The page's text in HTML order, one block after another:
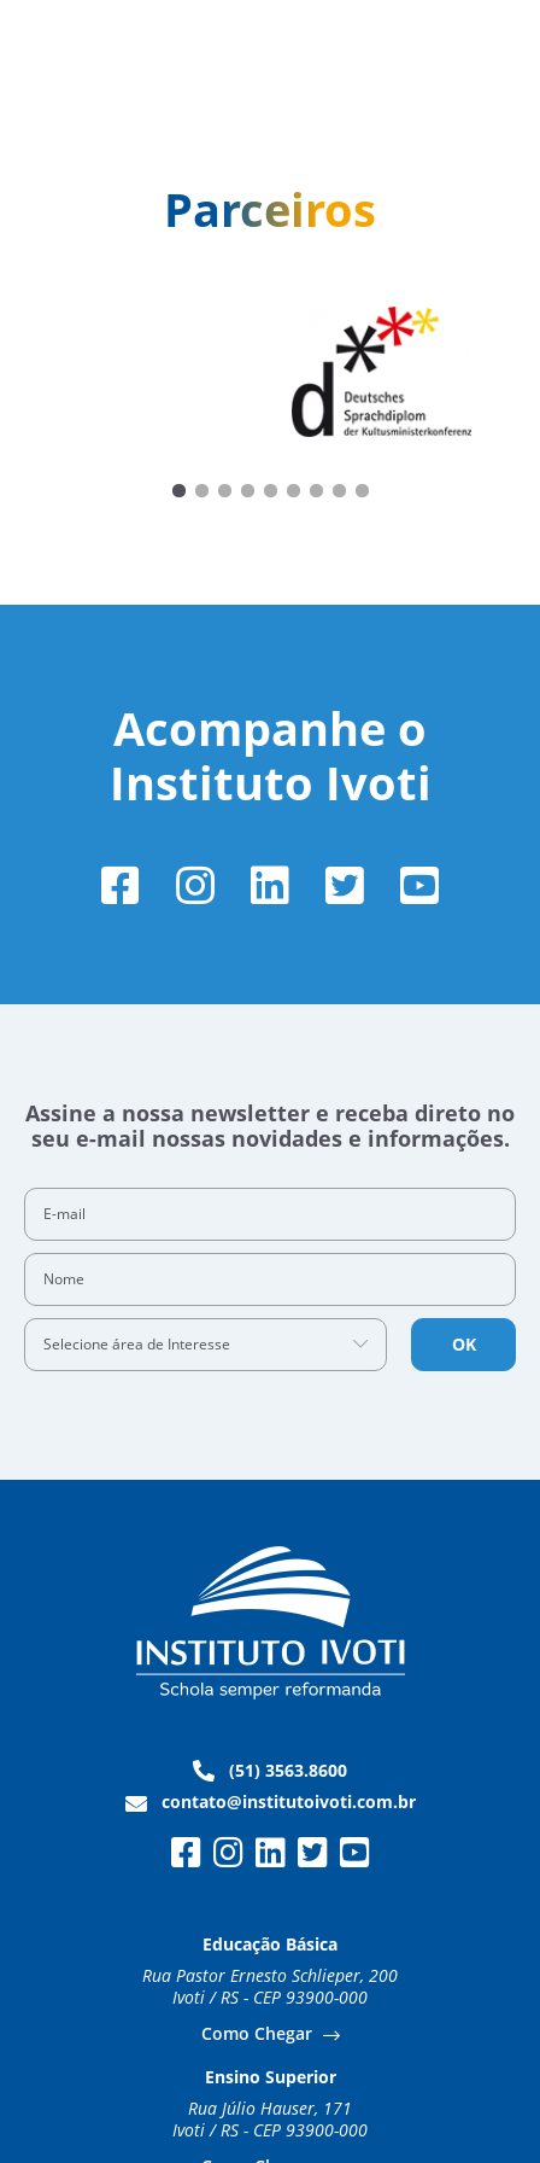
Parceiros
Acompanhe o
Instituto Ivoti
Assine a nossa newsletter e receba direto no
seu e-mail nossas novidades e informações.
E-mail
Nome
Selecione área de Interesse OK
(51) 3563.8600
contato@institutoivoti.com.br
Educação Básica
Rua Pastor Ernesto Schlieper, 200
Ivoti / RS - CEP 93900-000
Como Chegar
Ensino Superior
Rua Júlio Hauser, 171
Ivoti / RS - CEP 93900-000